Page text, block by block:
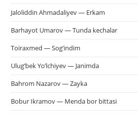
Jaloliddin Ahmadaliyev — Erkam
Barhayot Umarov — Tunda kechalar
Toiraxmed — Sog’indim
Ulug’bek Yo’lchiyev — Janimda
Bahrom Nazarov — Zayka
Bobur Ikramov — Menda bor bittasi